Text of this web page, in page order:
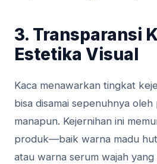
3. Transparansi
Estetika Visual
Kaca menawarkan tingkat
bisa disamai sepenuhnya
manapun. Kejernihan ini
produk—baik warna madu
atau warna serum wajah